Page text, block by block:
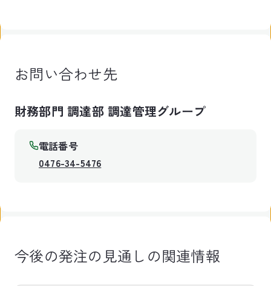
お問い合わせ先
財務部門 調達部 調達管理グループ
電話番号
0476-34-5476
今後の発注の見通しの関連情報